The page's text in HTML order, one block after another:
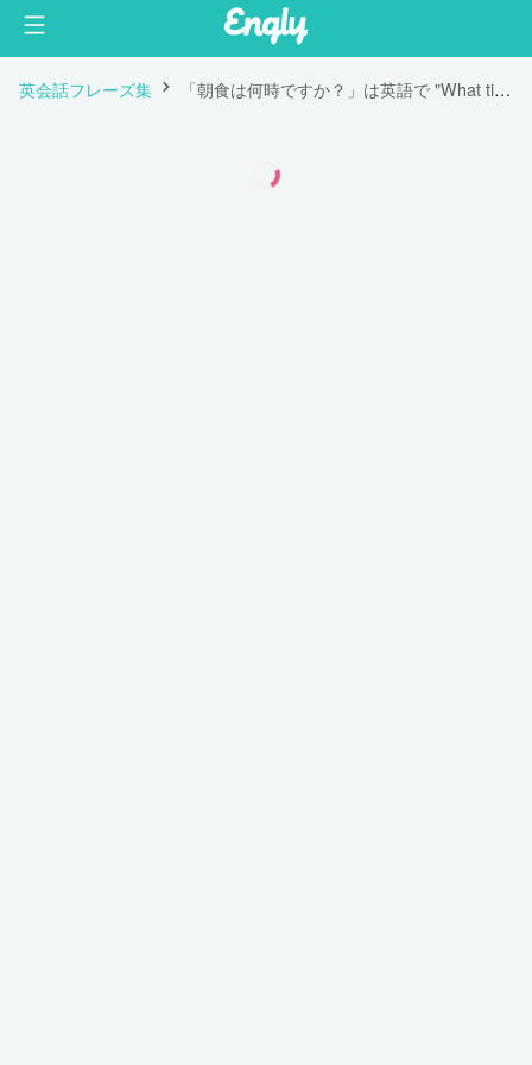
英会話フレーズ集 「朝食は何時ですか？」は英語で "What time is breakfast?"